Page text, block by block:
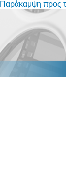
Παράκαμψη προς